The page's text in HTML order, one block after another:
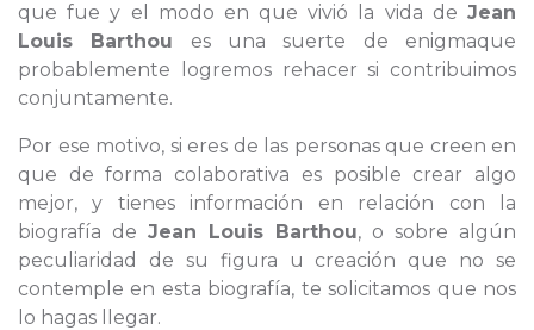
que fue y el modo en que vivió la vida de Jean
Louis Barthou es una suerte de enigmaque
probablemente logremos rehacer si contribuimos
conjuntamente.
Por ese motivo, si eres de las personas que creen en
que de forma colaborativa es posible crear algo
mejor, y tienes información en relación con la
biografía de Jean Louis Barthou, o sobre algún
peculiaridad de su figura u creación que no se
contemple en esta biografía, te solicitamos que nos
lo hagas llegar.